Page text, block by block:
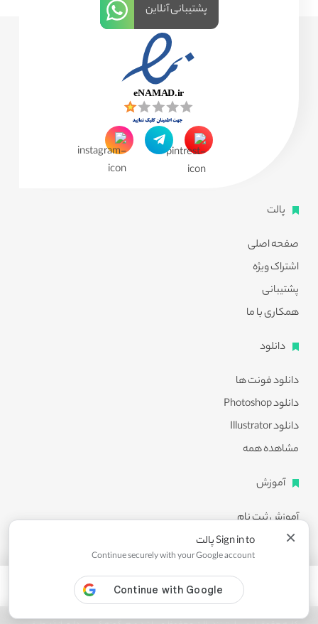
پالت
صفحه اصلی
اشتراک ویژه
پشتیبانی
همکاری با ما
دانلود
دانلود فونت ها
دانلود Photoshop
دانلود Illustrator
مشاهده همه
آموزش
آموزش ثبت نام
آموزش دانلود
آموزش ویرایش طرح ها
مشاهده همه
پشتیبانی آنلاین
× Sign in to پالت
Continue securely with your Google account